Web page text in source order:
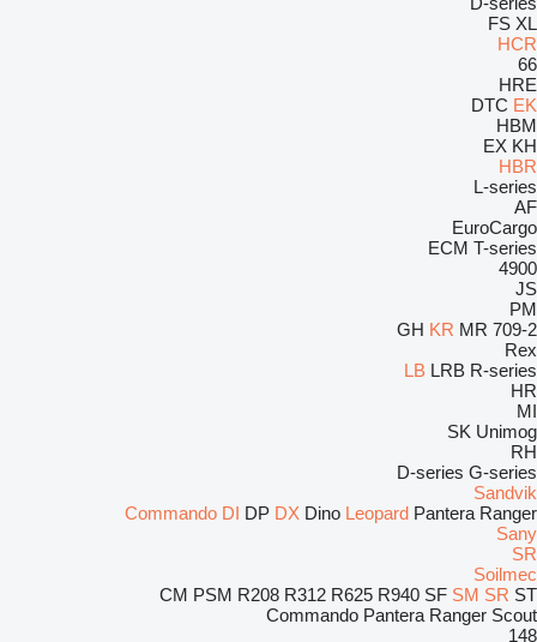
FS XL
HCR
66
HRE
DTC EK
HBM
EX KH
HBR
L-series
AF
EuroCargo
ECM T-series
4900
JS
PM
709-2
GH KR MR
Rex
LB LRB R-series
HR
MI
SK Unimog
RH
D-series G-series
Sandvik
Commando DI DP DX Dino Leopard Pantera Ranger
Sany
SR
Soilmec
CM PSM R208 R312 R625 R940 SF SM SR ST
Commando Pantera Ranger Scout
148